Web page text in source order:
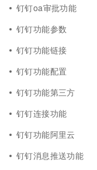
钉钉oa审批功能
钉钉功能参数
钉钉功能链接
钉钉功能配置
钉钉功能第三方
钉钉连接功能
钉钉功能阿里云
钉钉消息推送功能